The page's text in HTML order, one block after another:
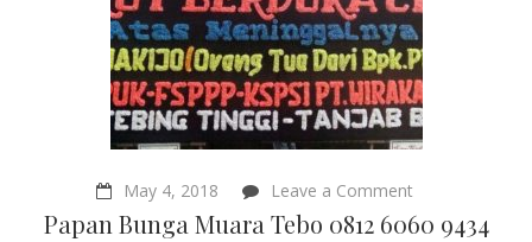
May 4, 2018 Leave a Commenton
Papan
Bunga
Papan Bunga Muara Tebo 0812 6060 9434